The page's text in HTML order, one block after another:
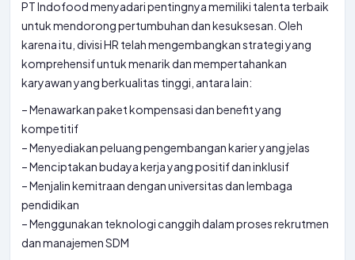
PT Indofood menyadari pentingnya memiliki talenta terbaik
untuk mendorong pertumbuhan dan kesuksesan. Oleh
karena itu, divisi HR telah mengembangkan strategi yang
komprehensif untuk menarik dan mempertahankan
karyawan yang berkualitas tinggi, antara lain:
– Menawarkan paket kompensasi dan benefit yang
kompetitif
– Menyediakan peluang pengembangan karier yang jelas
– Menciptakan budaya kerja yang positif dan inklusif
– Menjalin kemitraan dengan universitas dan lembaga
pendidikan
– Menggunakan teknologi canggih dalam proses rekrutmen
dan manajemen SDM